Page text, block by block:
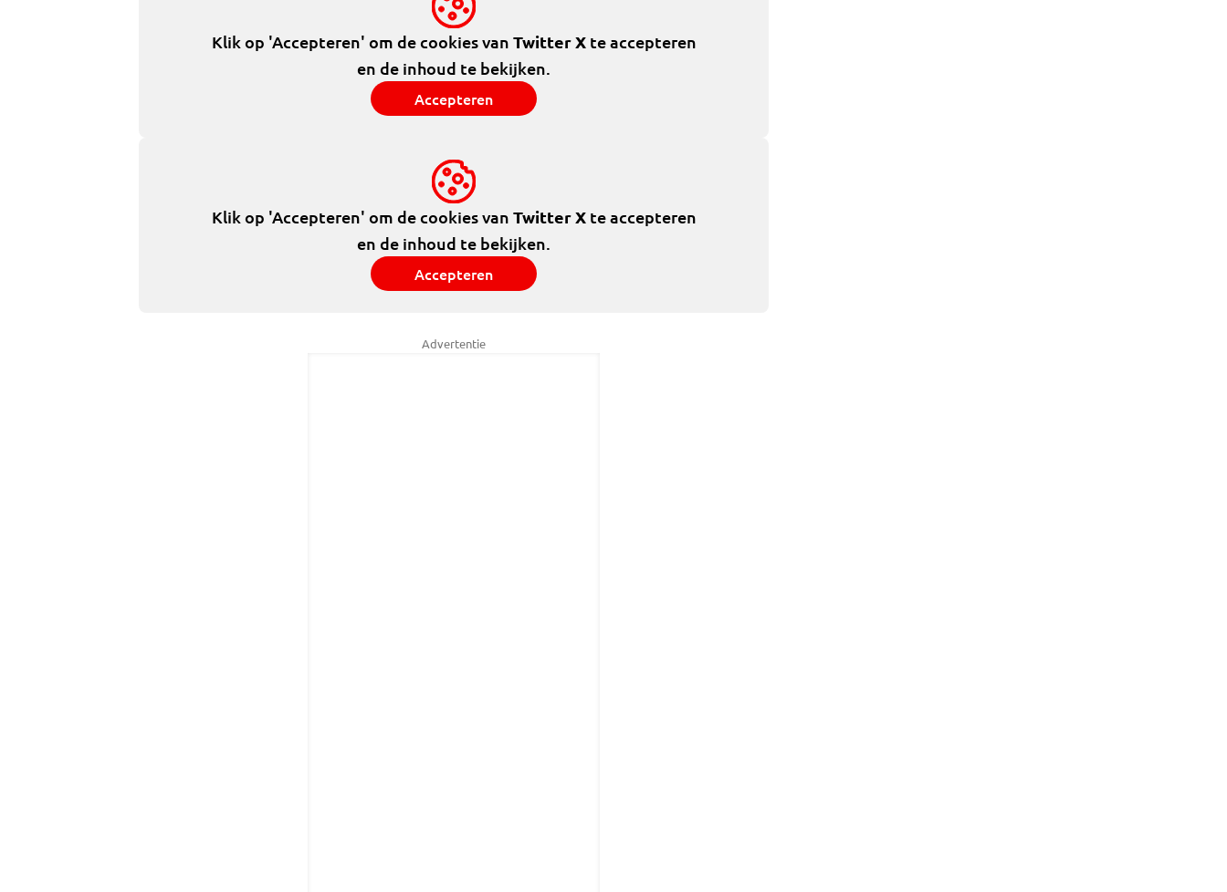
Klik op 'Accepteren' om de cookies van Twitter Xte accepteren
en de inhoud te bekijken.
Accepteren
Klik op 'Accepteren' om de cookies van Twitter Xte accepteren
en de inhoud te bekijken.
Accepteren
Advertentie